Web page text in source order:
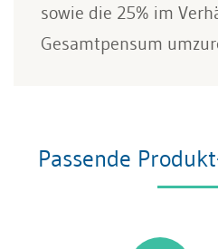
sowie die 25% im
Gesamtpensum
Passende